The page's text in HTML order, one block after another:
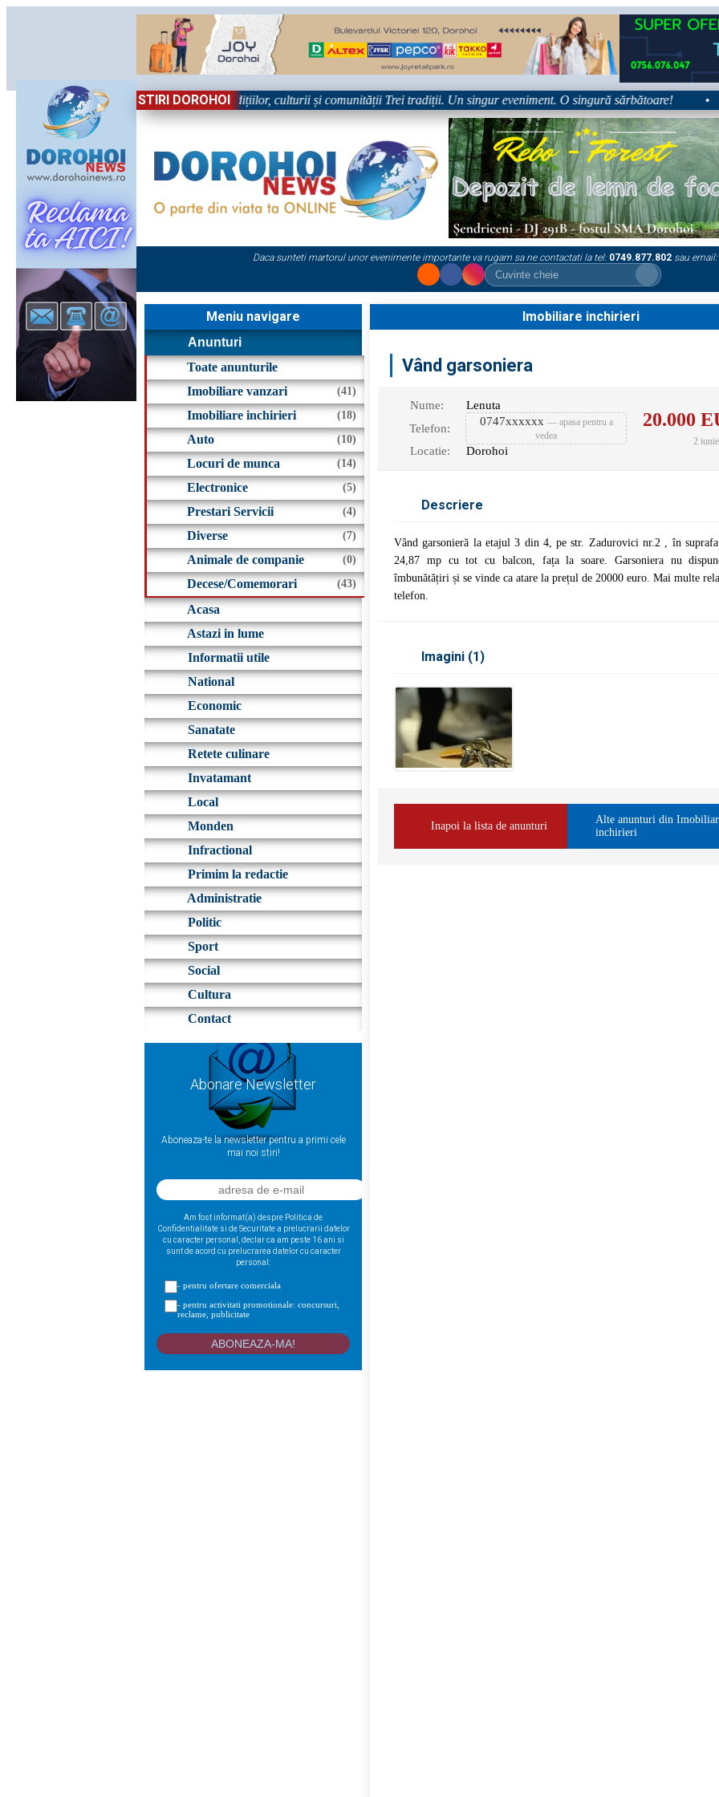
STIRI DOROHOI
în Sărbătoare!” – trei zile dedicate tradițiilor, culturii și comunității Trei tradiții. Un singur eveniment. O singură sărbătoare!
Daca sunteti martorul unor evenimente importante va rugam sa ne contactati la tel: 0749.877.802 sau email:
Meniu navigare
Anunturi
Toate anunturile
Imobiliare vanzari
(41)
Imobiliare inchirieri (18)
Auto (10)
Locuri de munca (14)
Electronice (5)
Prestari Servicii (4)
Diverse (7)
Animale de companie (0)
Decese/Comemorari (43)
Acasa
Astazi in lume
Informatii utile
National
Economic
Sanatate
Retete culinare
Invatamant
Local
Monden
Infractional
Primim la redactie
Administratie
Politic
Sport
Social
Cultura
Contact
Abonare Newsletter
Aboneaza-te la newsletter pentru a primi cele
mai noi stiri!
Am fost informat(a) despre Politica de
Confidentialitate si de Securitate a prelucrarii datelor
cu caracter personal, declar ca am peste 16 ani si
sunt de acord cu prelucrarea datelor cu caracter
personal:
- pentru ofertare comerciala
- pentru activitati promotionale: concursuri,
reclame, publicitate
Imobiliare inchirieri
Vând garsoniera
Nume:
Lenuta
Telefon:
0747xxxxxx — apasa pentru a
vedea
Locatie: Dorohoi
20.000
2
Descriere
Vând garsonieră la etajul 3 din 4, pe str. Zadurovici nr.2 , în
24,87 mp cu tot cu balcon, fața la soare. Garsoniera nu
îmbunătățiri și se vinde ca atare la prețul de 20000 euro. Mai multe
telefon.
Imagini (1)
Inapoi la lista de anunturi
Alte anunturi din
inchirieri